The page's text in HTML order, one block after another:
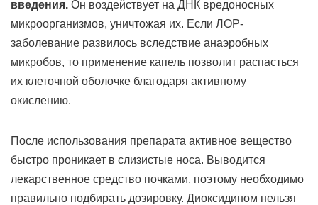
введения. Он воздействует на ДНК вредоносных
микроорганизмов, уничтожая их. Если ЛОР-
заболевание развилось вследствие анаэробных
микробов, то применение капель позволит распасться
их клеточной оболочке благодаря активному
окислению.
После использования препарата активное вещество
быстро проникает в слизистые носа. Выводится
лекарственное средство почками, поэтому необходимо
правильно подбирать дозировку. Диоксидином нельзя